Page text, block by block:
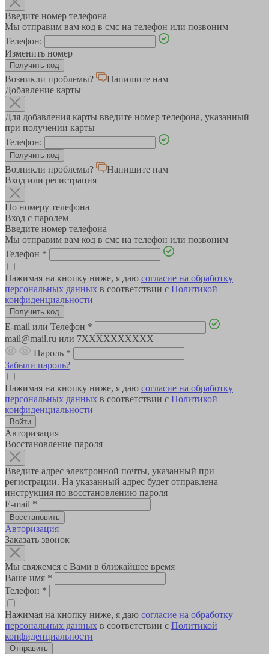
Введите номер телефона
Мы отправим вам код в смс на телефон или позвоним
Телефон:
Изменить номер
Возникли проблемы?
Напишите нам
Добавление карты
Для добавления карты введите номер телефона, указанный
при получении карты
Телефон:
Возникли проблемы?
Напишите нам
Вход или регистрация
По номеру телефона
Вход с паролем
Введите номер телефона
Мы отправим вам код в смс на телефон или позвоним
Телефон *
Нажимая на кнопку ниже, я даю согласие на обработку
персональных данных в соответствии с Политикой
конфиденциальности
E-mail или Телефон *
mail@mail.ru или 7XXXXXXXXXX
Пароль *
Забыли пароль?
Нажимая на кнопку ниже, я даю согласие на обработку
персональных данных в соответствии с Политикой
конфиденциальности
Авторизация
Восстановление пароля
Введите адрес электронной почты, указанный при
регистрации. На указанный адрес будет отправлена
инструкция по восстановлению пароля
E-mail *
Авторизация
Заказать звонок
Мы свяжемся с Вами в ближайшее время
Ваше имя *
Телефон *
Нажимая на кнопку ниже, я даю согласие на обработку
персональных данных в соответствии с Политикой
конфиденциальности